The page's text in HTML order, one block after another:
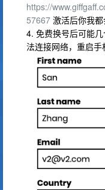
https://
57667 激活后你我
4. 免费换号后可能
法连接网络，重启